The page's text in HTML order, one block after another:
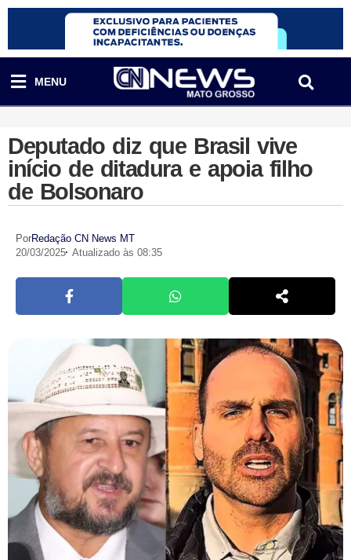
MENU
Deputado diz que Brasil vive
início de ditadura e apoia filho
de Bolsonaro
PorRedação CN News MT
20/03/2025 Atualizado às 08:35